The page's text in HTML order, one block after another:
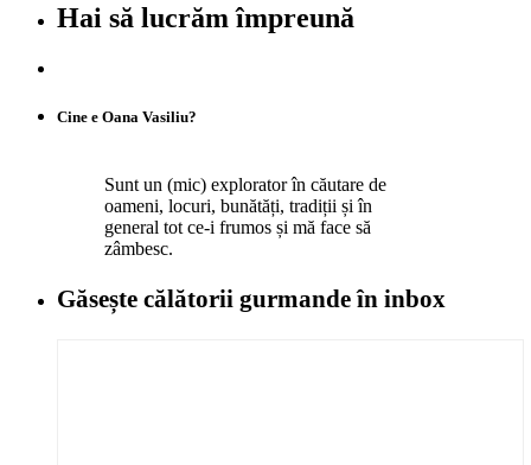
Hai să lucrăm împreună
Cine e Oana Vasiliu?
Sunt un (mic) explorator în căutare de
oameni, locuri, bunătăți, tradiții și în
general tot ce-i frumos și mă face să
zâmbesc.
Găsește călătorii gurmandeîn inbox